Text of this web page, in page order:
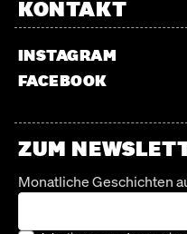
KONTAKT
INSTAGRAM
FACEBOOK
ZUM
Monatliche Geschichten